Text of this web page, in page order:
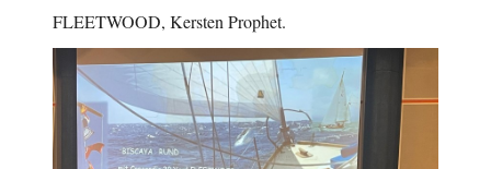
FLEETWOOD, Kersten Prophet.